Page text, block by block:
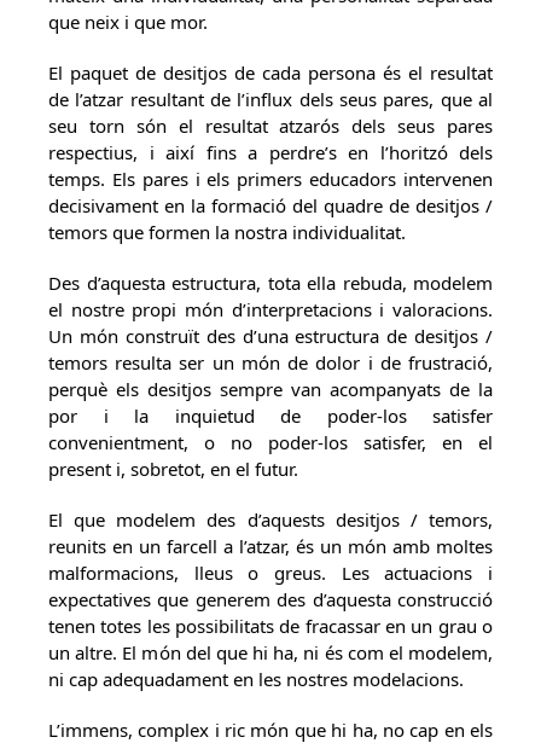
que neix i que mor.
El paquet de desitjos de cada persona és el resultat
de l’atzar resultant de l’influx dels seus pares, que al
seu torn són el resultat atzarós dels seus pares
respectius, i així fins a perdre’s en l’horitzó dels
temps. Els pares i els primers educadors intervenen
decisivament en la formació del quadre de desitjos /
temors que formen la nostra individualitat.
Des d’aquesta estructura, tota ella rebuda, modelem
el nostre propi món d’interpretacions i valoracions.
Un món construït des d’una estructura de desitjos /
temors resulta ser un món de dolor i de frustració,
perquè els desitjos sempre van acompanyats de la
por i la inquietud de poder-los satisfer
convenientment, o no poder-los satisfer, en el
present i, sobretot, en el futur.
El que modelem des d’aquests desitjos / temors,
reunits en un farcell a l’atzar, és un món amb moltes
malformacions, lleus o greus. Les actuacions i
expectatives que generem des d’aquesta construcció
tenen totes les possibilitats de fracassar en un grau o
un altre. El món del que hi ha, ni és com el modelem,
ni cap adequadament en les nostres modelacions.
L’immens, complex i ric món que hi ha, no cap en els